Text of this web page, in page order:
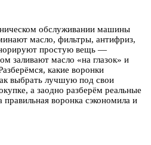
обслуживании машины
масло, фильтры, антифриз,
простую вещь —
заливают масло «на глазок» и
какие воронки
выбрать лучшую под свои
а заодно разберём реальные
правильная воронка сэкономила и